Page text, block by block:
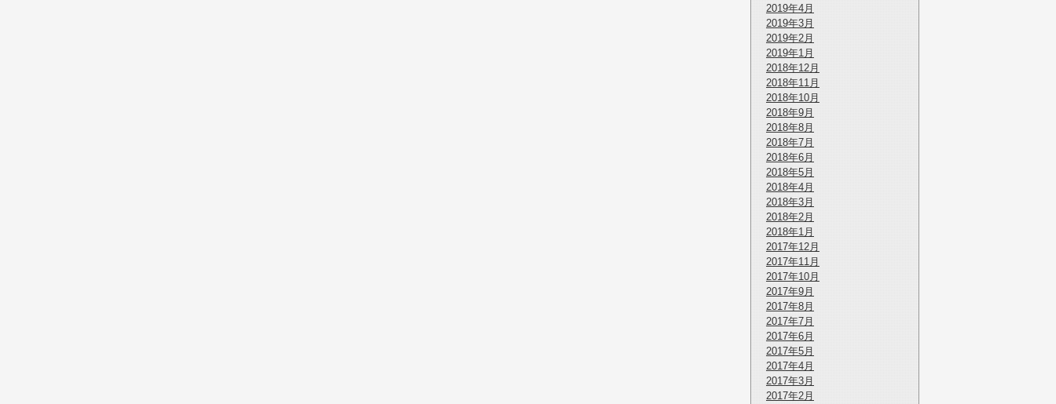
2019年4月
2019年3月
2019年2月
2019年1月
2018年12月
2018年11月
2018年10月
2018年9月
2018年8月
2018年7月
2018年6月
2018年5月
2018年4月
2018年3月
2018年2月
2018年1月
2017年12月
2017年11月
2017年10月
2017年9月
2017年8月
2017年7月
2017年6月
2017年5月
2017年4月
2017年3月
2017年2月